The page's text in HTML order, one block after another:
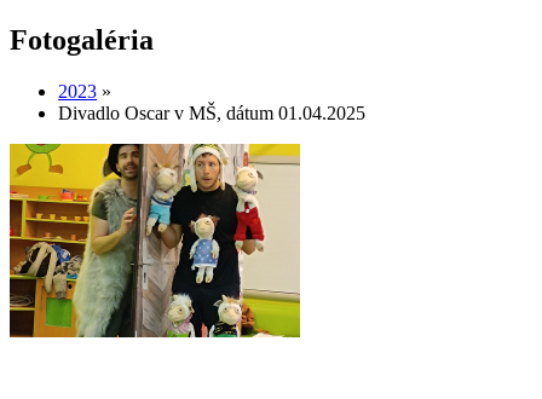
Fotogaléria
2023 »
Divadlo Oscar v MŠ, dátum 01.04.2025